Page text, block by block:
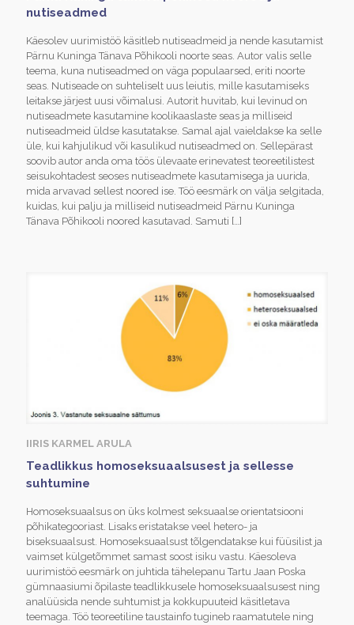
nutiseadmed
Käesolev uurimistöö käsitleb nutiseadmeid ja nende kasutamist
Pärnu Kuninga Tänava Põhikooli noorte seas. Autor valis selle
teema, kuna nutiseadmed on väga populaarsed, eriti noorte
seas. Nutiseade on suhteliselt uus leiutis, mille kasutamiseks
leitakse järjest uusi võimalusi. Autorit huvitab, kui levinud on
nutiseadmete kasutamine koolikaaslaste seas ja milliseid
nutiseadmeid üldse kasutatakse. Samal ajal vaieldakse ka selle
üle, kui kahjulikud või kasulikud nutiseadmed on. Sellepärast
soovib autor anda oma töös ülevaate erinevatest teoreetilistest
seisukohtadest seoses nutiseadmete kasutamisega ja uurida,
mida arvavad sellest noored ise. Töö eesmärk on välja selgitada,
kuidas, kui palju ja milliseid nutiseadmeid Pärnu Kuninga
Tänava Põhikooli noored kasutavad. Samuti […]
IIRIS KARMEL ARULA
Teadlikkus homoseksuaalsusest ja sellesse
suhtumine
Homoseksuaalsus on üks kolmest seksuaalse orientatsiooni
põhikategooriast. Lisaks eristatakse veel hetero- ja
biseksuaalsust. Homoseksuaalsust tõlgendatakse kui füüsilist ja
vaimset külgetõmmet samast soost isiku vastu. Käesoleva
uurimistöö eesmärk on juhtida tähelepanu Tartu Jaan Poska
gümnaasiumi õpilaste teadlikkusele homoseksuaalsusest ning
analüüsida nende suhtumist ja kokkupuuteid käsitletava
teemaga. Töö teoreetiline taustainfo tugineb raamatutele ning